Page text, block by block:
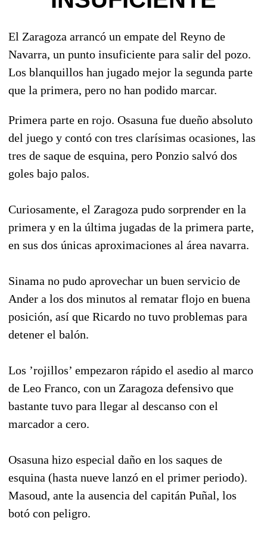
El Zaragoza arrancó un empate del Reyno de
Navarra, un punto insuficiente para salir del pozo.
Los blanquillos han jugado mejor la segunda parte
que la primera, pero no han podido marcar.
Primera parte en rojo. Osasuna fue dueño absoluto
del juego y contó con tres clarísimas ocasiones, las
tres de saque de esquina, pero Ponzio salvó dos
goles bajo palos.
Curiosamente, el Zaragoza pudo sorprender en la
primera y en la última jugadas de la primera parte,
en sus dos únicas aproximaciones al área navarra.
Sinama no pudo aprovechar un buen servicio de
Ander a los dos minutos al rematar flojo en buena
posición, así que Ricardo no tuvo problemas para
detener el balón.
Los ’rojillos’ empezaron rápido el asedio al marco
de Leo Franco, con un Zaragoza defensivo que
bastante tuvo para llegar al descanso con el
marcador a cero.
Osasuna hizo especial daño en los saques de
esquina (hasta nueve lanzó en el primer periodo).
Masoud, ante la ausencia del capitán Puñal, los
botó con peligro.